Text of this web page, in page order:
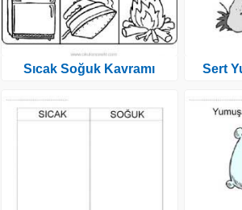
Sıcak Soğuk Kavramı Sert